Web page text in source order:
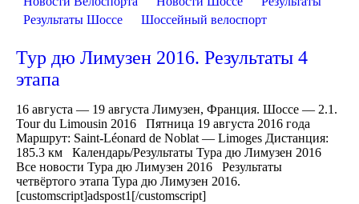
Результаты Шоссе
Шоссейный велоспорт
Тур дю Лимузен 2016. Результаты 4
этапа
16 августа — 19 августа Лимузен, Франция. Шоссе — 2.1.
Tour du Limousin 2016 Пятница 19 августа 2016 года
Маршрут: Saint-Léonard de Noblat — Limoges Дистанция:
185.3 км Календарь/Результаты Тура дю Лимузен 2016
Все новости Тура дю Лимузен 2016 Результаты
четвёртого этапа Тура дю Лимузен 2016.
[customscript]adspost1[/customscript]